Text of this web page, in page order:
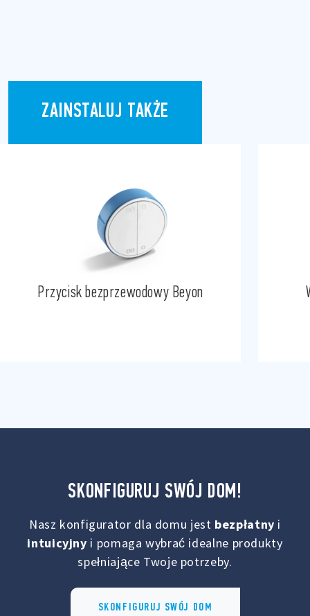
ZAINSTALUJ TAKŻE
Przycisk bezprzewodowy Beyon
SKONFIGURUJ SWÓJ DOM!
Nasz konfigurator dla domu jest bezpłatny i
intuicyjny i pomaga wybrać idealne produkty
spełniające Twoje potrzeby.
SKONFIGURUJ SWÓJ DOM